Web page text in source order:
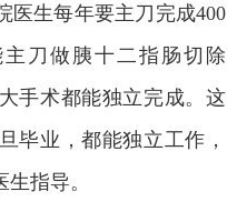
医生每年要主刀完成400
刀做胰十二指肠切除
手术都能独立完成。这
毕业，都能独立工作，
指导。